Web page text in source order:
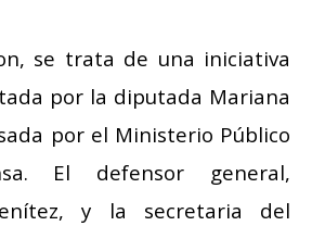
se trata de una iniciativa
por la diputada Mariana
por el Ministerio Público
El defensor general,
y la secretaria del